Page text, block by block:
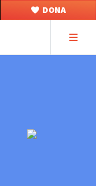
DONA